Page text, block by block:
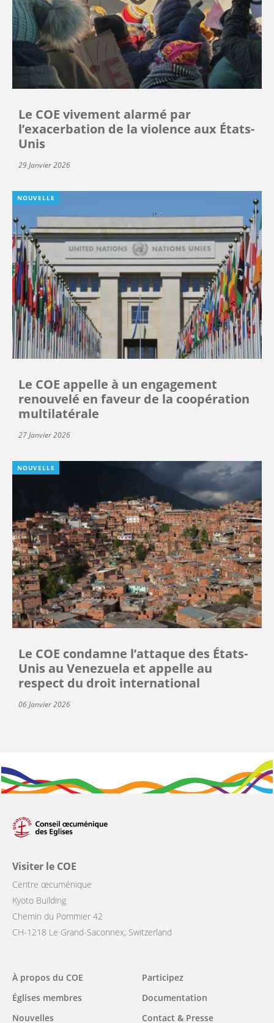
Le COE vivement alarmé par
l’exacerbation de la violence aux États-
Unis
29 Janvier 2026
NOUVELLE
Le COE appelle à un engagement
renouvelé en faveur de la coopération
multilatérale
27 Janvier 2026
NOUVELLE
Le COE condamne l’attaque des États-
Unis au Venezuela et appelle au
respect du droit international
06 Janvier 2026
Visiter le COE
Centre œcuménique
Kyoto Building
Chemin du Pommier 42
CH-1218 Le Grand-Saconnex, Switzerland
Main
navigation
À propos du COE
Églises membres
Nouvelles
Participez
Documentation
Contact & Presse